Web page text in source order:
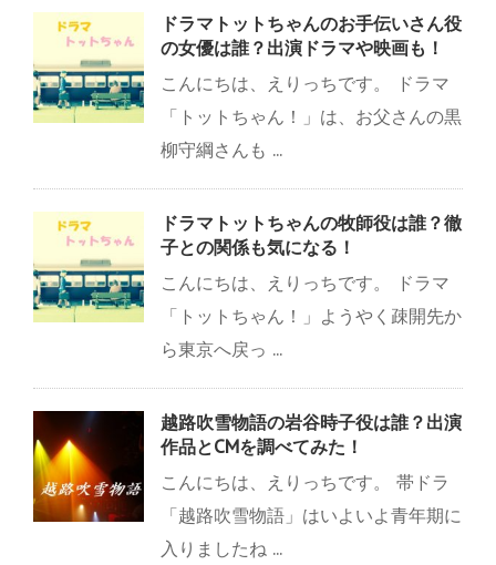
ドラマトットちゃんのお手伝いさん役
の女優は誰？出演ドラマや映画も！
こんにちは、えりっちです。 ドラマ
「トットちゃん！」は、お父さんの黒
柳守綱さんも ...
ドラマトットちゃんの牧師役は誰？徹
子との関係も気になる！
こんにちは、えりっちです。 ドラマ
「トットちゃん！」ようやく疎開先か
ら東京へ戻っ ...
越路吹雪物語の岩谷時子役は誰？出演
作品とCMを調べてみた！
こんにちは、えりっちです。 帯ドラ
「越路吹雪物語」はいよいよ青年期に
入りましたね ...